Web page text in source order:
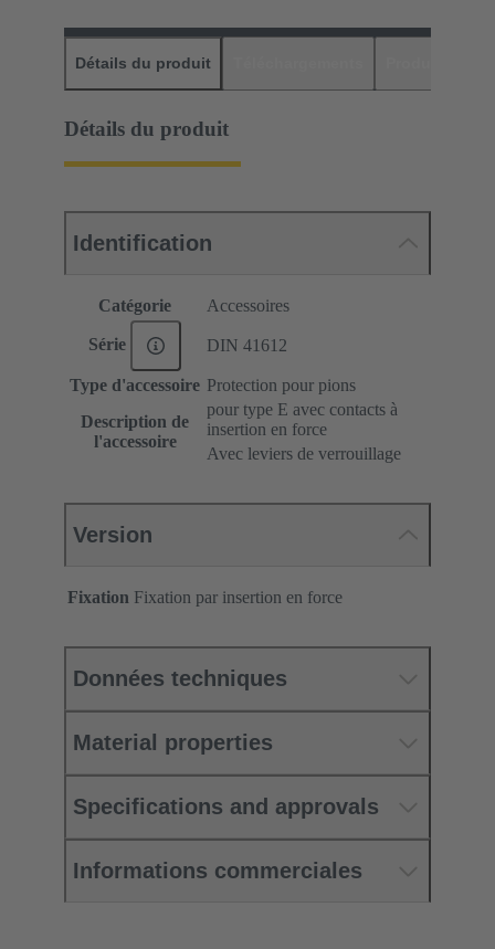
Détails du produit
Détails du produit
Identification
Catégorie Accessoires
Série DIN 41612
Type d'accessoire Protection pour pions
Description de
l'accessoire
pour type E avec contacts à
insertion en force
Avec leviers de verrouillage
Version
Fixation Fixation par insertion en force
Données techniques
Material properties
Specifications and approvals
Informations commerciales